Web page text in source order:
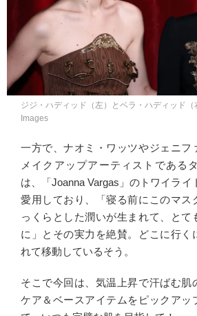
ジジ・ハディッド（左）とベラ・ハディッド
Images
一方で、ナオミ・ワッツやジェニフ
メイクアップアーティストである
は、「Joanna Vargas」のトワイライ
愛用しており、「寝る前にこのマス
っくらとした潤いが生まれて、とて
に」とその実力を絶賛。どこに行く
れて移動しているそう。
そこで今回は、気温上昇で汗ばむ肌
ケア＆ベースアイテムをピックアッ